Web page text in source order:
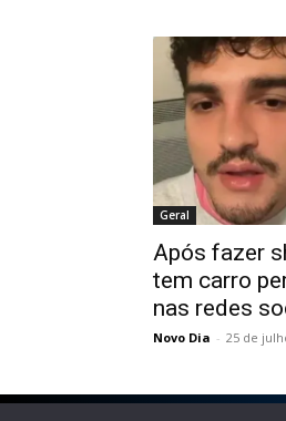
Geral
Após fazer
tem carro
nas redes
Novo Dia - 25 de